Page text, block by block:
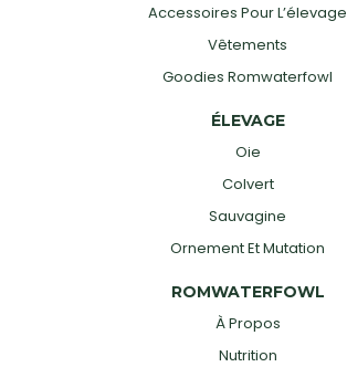
Accessoires Pour L’élevage
Vêtements
Goodies Romwaterfowl
ÉLEVAGE
Oie
Colvert
Sauvagine
Ornement Et Mutation
ROMWATERFOWL
À Propos
Nutrition